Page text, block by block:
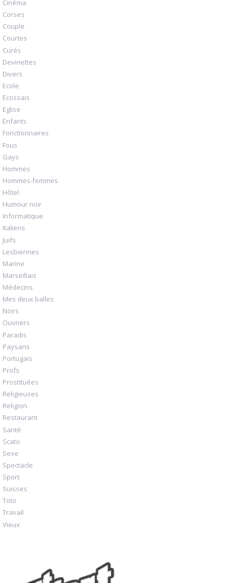
Cinéma
Corses
Couple
Courtes
Curés
Devinettes
Divers
Ecole
Ecossais
Eglise
Enfants
Fonctionnaires
Fous
Gays
Hommes
Hommes-femmes
Hôtel
Humour noir
Informatique
Italiens
Juifs
Lesbiennes
Marine
Marseillais
Médecins
Mes deux balles
Noirs
Ouvriers
Paradis
Paysans
Portugais
Profs
Prostituées
Religieuses
Religion
Restaurant
Santé
Scato
Sexe
Spectacle
Sport
Suisses
Toto
Travail
Vieux